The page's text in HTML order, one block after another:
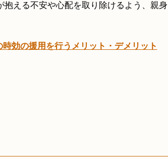
抱える不安や心配を取り除けるよう、親
時効の援用を行うメリット・デメリット